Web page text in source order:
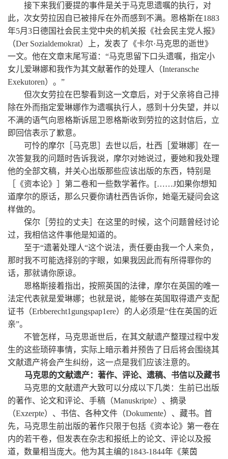
接下来我们要提的事件是关于马克思遗嘱的执行，对
此，次女劳拉因自已被排斥在外而感到不满。恩格斯在1883
年5月3日德国社会民主党中央的机关报《社会民主党人报》
（Der Sozialdemokrat）上，发表了《卡尔·马克思的逝世》
一文。他在文章末尾写道：“马克思留下口头遗嘱，指定小
女儿爱琳娜和我作为其文献著作的处理人（Interansche
Exekutoren）。”
但次女劳拉在巴黎看到这一文章后，对于父亲将自己排
除在外而指定爱琳娜作为遗嘱执行人，感到十分失望，并以
不满的语气向恩格斯诉屈卫恩格斯收到劳拉的这封信后，立
即回信表示了歉意。
可怜的摩尔［马克思］去世以后，杜西［爱琳娜］在一
次答复我的问题时告诉我说，摩尔对她说过，要她和我处理
他的全部文稿，并关心出版那些应该出版的东西，特别是
［《资本论》］第二卷和一些数学著作。[……J如果你想知
道摩尔的原话，那么只要你请杜西告诉你，她毫无疑问会这
样做的。
保尔［劳拉的丈夫］在这里的时候，这个问题曾经讨论
过，我相信这件事他是知道的。
至于“遗著处理人“这个说法，责任要由我一个人来负，
那时我不可能选择别的字眼，如果我因此而有所得罪你的
话，那就请你原谅。
恩格斯接着指出，按照英国的法律，摩尔在英国的唯一
法定代表就是爱琳娜；也就是说，能够在英国取得遗产支配
证书（Erbberecht1gungspap1ere）的人必须是“住在英国的近
亲”。
不管怎样，马克思逝世后，在其文献遗产整理过程中发
生的这些琐碎事情，实际上暗示着并预告了日后将会围绕其
文献遗产将会产生纠纷，这一点是我们应该注意的。
马克思的文献遗产：著作、评论、遗稿、书信以及藏书
马克思的文献遗产大致可以分成以下几类：生前已出版
的著作、论文和评论、手稿（Manuskripte）、摘录
（Exzerpte）、书信、各种文件（Dokumente）、藏书。首
先，马克思生前出版的著作只限于包括《资本论》第一卷在
内的若干卷，但发表在杂志和报纸上的论文、评论以及报
道，数量相当庞大。他为其主编的1843-1844年《莱茵